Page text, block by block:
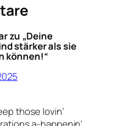
zu „Deine
stärker als sie
können!“
those lovin‘